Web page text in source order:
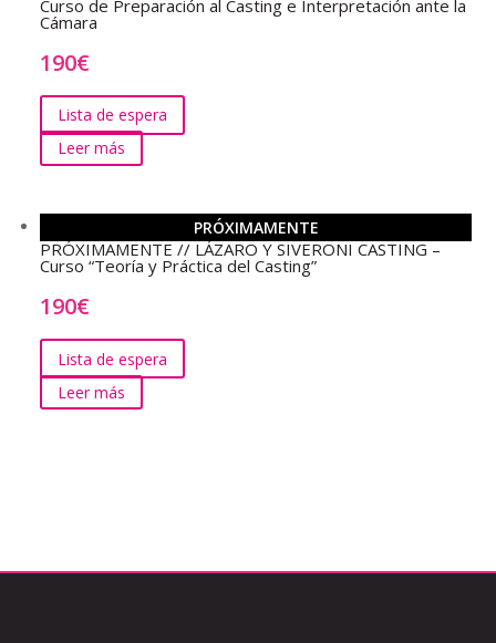
Curso de Preparación al Casting e Interpretación ante la
Cámara
190€
Lista de espera
Leer más
PRÓXIMAMENTE
PRÓXIMAMENTE // LÁZARO Y SIVERONI CASTING –
Curso “Teoría y Práctica del Casting”
190€
Lista de espera
Leer más